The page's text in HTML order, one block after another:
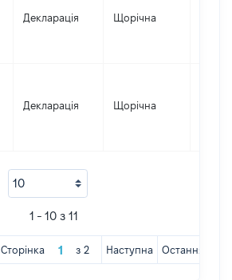
Декларація Щорічна
Декларація Щорічна
1 - 10 з 11
Сторінка з 2 Наступна Остання